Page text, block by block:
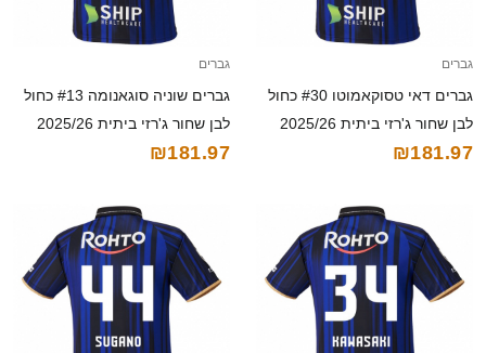
גברים
גברים דאי טסוקאמוטו #30 כחול
לבן שחור ג'רזי ביתית 2025/26
חולצה קצרה
₪181.97
גברים
גברים שוניה סוגאנומה #13 כחול
לבן שחור ג'רזי ביתית 2025/26
חולצה קצרה
₪181.97